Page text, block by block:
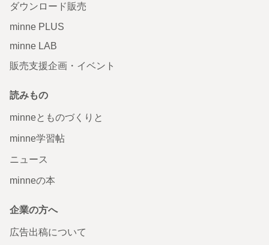
ダウンロード販売
minne PLUS
minne LAB
販売支援企画・イベント
読みもの
minneとものづくりと
minne学習帖
ニュース
minneの本
企業の方へ
広告出稿について